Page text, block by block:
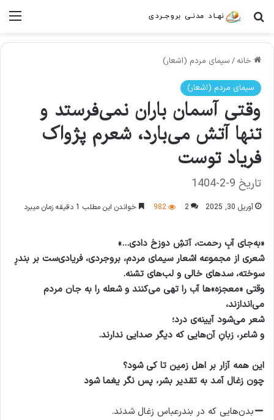
جستجو برای
خانه / سیمای مردم (اشعار)
سیمای مردم (اشعار)
وقتی آسمان باران نمی‌فرستد و
تنها آتش می‌بارد، شعرم پژواک
فریاد توست
تاریخ 9-2-1404
آوریل 30, 2025 2
982 خواندن این مطلب 1 دقیقه زمان میبرد
«به‌جای آبِ رحمت، آتشِ دوزخ دادی…»
شعری از مجموعه اشعار سیمای مردم، بروجردی، فریادی‌ست بر بندرِ
سوخته، سدهای خالی و لب‌های تشنه.
وقتی «معجزه»ها آب را تهی می‌کنند و شعله را به جان مردم
می‌اندازند،
شعر می‌شود آیینه‌ی درد؛
و شاعر، زبانِ آن‌هایی که دیگر صدایی ندارند.
این همه آزار بر اهل زمین تا کی شود؟
چون زغال آمد به تقدیر بشر، پس نگر یغما شود
بدن‌هایی که در بندرعباس زغال شدند.